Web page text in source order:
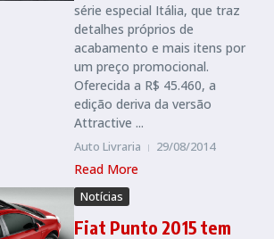
série especial Itália, que traz
detalhes próprios de
acabamento e mais itens por
um preço promocional.
Oferecida a R$ 45.460, a
edição deriva da versão
Attractive ...
Auto Livraria 29/08/2014
Read More
Notícias
Fiat Punto 2015 tem